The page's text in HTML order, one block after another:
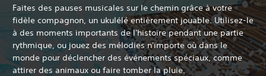
Faites des pauses musicales sur le chemin grâce à votre
fidèle compagnon, un ukulélé entièrement jouable. Utilisez-le
à des moments importants de l'histoire pendant une partie
rythmique, ou jouez des mélodies n'importe où dans le
monde pour déclencher des événements spéciaux, comme
attirer des animaux ou faire tomber la pluie.